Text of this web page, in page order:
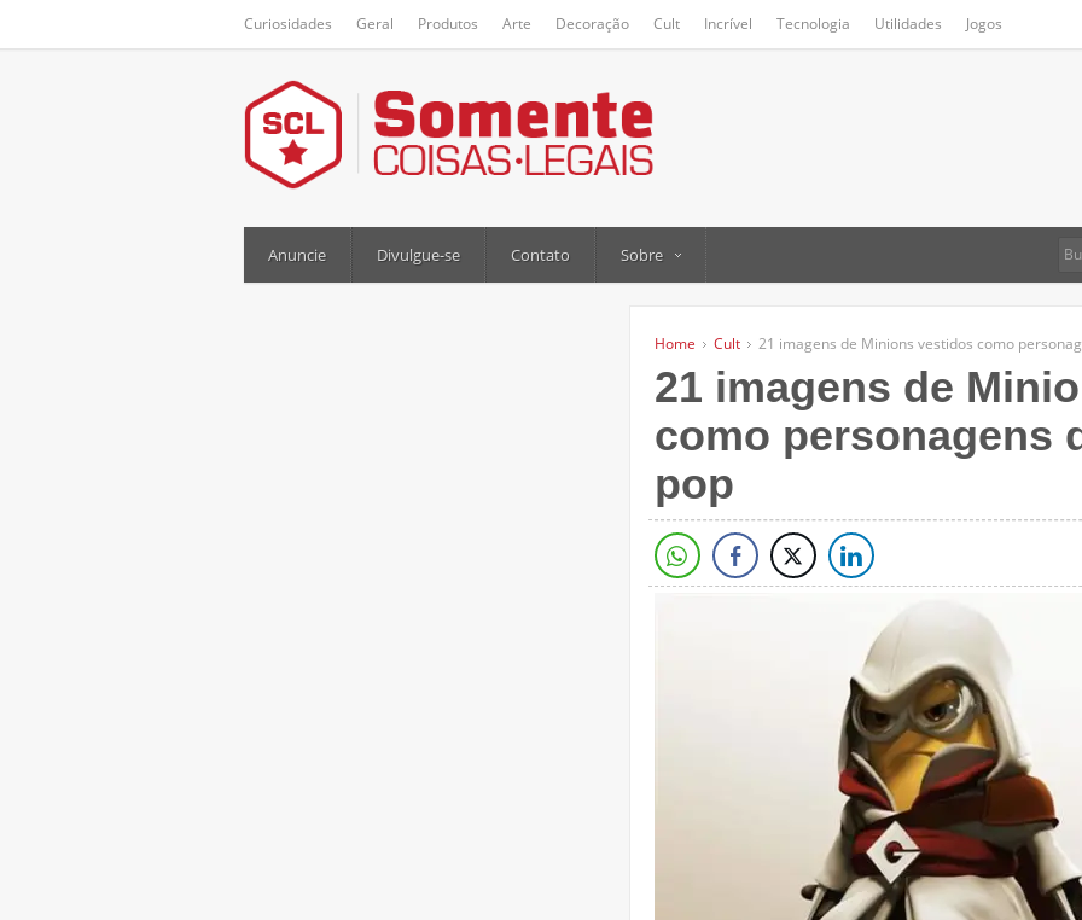
Curiosidades Geral Produtos Arte Decoração Cult Incrível Tecnologia Utilidades Jogos
Anuncie Divulgue-se Contato Sobre
Home Cult 21 imagens de Minions vestidos como
21 imagens de
como personagens
pop